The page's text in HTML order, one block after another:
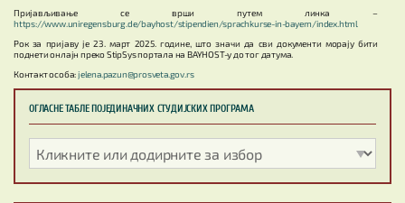
Пријављивање се врши путем линка –
https://www.uniregensburg.de/bayhost/stipendien/sprachkurse-in-bayern/index.html
Рок за пријаву је 23. март 2025. године, што значи да сви документи морају бити
поднети онлајн преко StipSys портала на BAYHOST-у до тог датума.
Контакт особа:jelena.pazun@prosveta.gov.rs
ОГЛАСНЕ ТАБЛЕ ПОЈЕДИНАЧНИХ СТУДИЈСКИХ ПРОГРАМА